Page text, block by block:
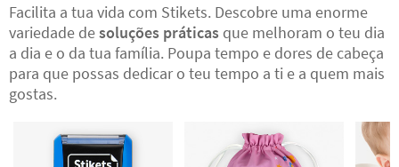
Facilita a tua vida com Stikets. Descobre uma enorme
variedade desoluções práticas que melhoram o teu dia
a dia e o da tua família. Poupa tempo e dores de cabeça
para que possas dedicar o teu tempo a ti e a quem mais
gostas.